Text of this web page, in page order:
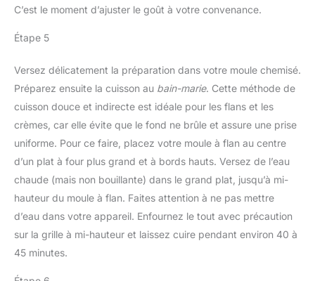
C’est le moment d’ajuster le goût à votre convenance.
Étape 5
Versez délicatement la préparation dans votre moule chemisé.
Préparez ensuite la cuisson au bain-marie. Cette méthode de
cuisson douce et indirecte est idéale pour les flans et les
crèmes, car elle évite que le fond ne brûle et assure une prise
uniforme. Pour ce faire, placez votre moule à flan au centre
d’un plat à four plus grand et à bords hauts. Versez de l’eau
chaude (mais non bouillante) dans le grand plat, jusqu’à mi-
hauteur du moule à flan. Faites attention à ne pas mettre
d’eau dans votre appareil. Enfournez le tout avec précaution
sur la grille à mi-hauteur et laissez cuire pendant environ 40 à
45 minutes.